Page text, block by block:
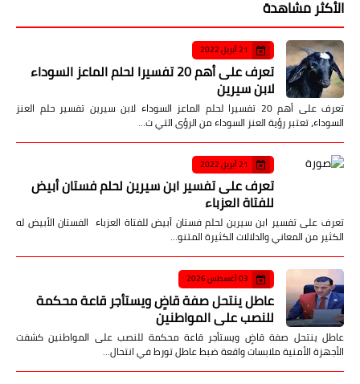
الأكثر مشاهدة
21 أبريل 2022
تعرف على أهم 20 تفسيرا لحلم الماعز السوداء
لابن سيرين
تعرف على أهم 20 تفسيرا لحلم الماعز السوداء لابن سيرين تفسير حلم العنز
السوداء، تعتبر رؤية العنز السوداء من الرؤى التي ت…
21 أبريل 2022
تعرف على تفسير ابن سيرين لحلم فستان أبيض
للفتاة العزباء
تعرف على تفسير ابن سيرين لحلم فستان أبيض للفتاة العزباء الفستان الأبيض له
الكثير من المعاني والدلالات الكثيرة المتنو…
03 أغسطس 2026
عاطل ينتحل صفة قاضٍ ويستأجر قاعة محكمة
للنصب على المواطنين
عاطل ينتحل صفة قاضٍ ويستأجر قاعة محكمة للنصب على المواطنين كشفت
الأجهزة الأمنية ملابسات واقعة ضبط عاطل تورط في انتحال…